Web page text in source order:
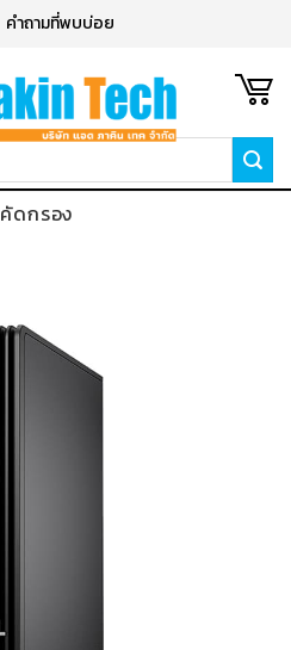
คำถามที่พบบ่อย
คัดกรอง